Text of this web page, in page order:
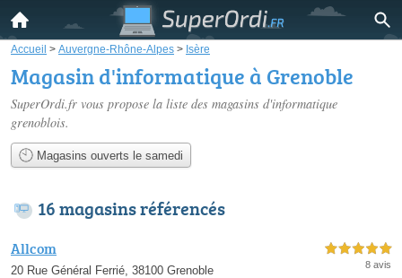
Accueil > Auvergne-Rhône-Alpes > Isère
Magasin d'informatique à Grenoble
SuperOrdi.fr vous propose la liste des magasins d'informatique
grenoblois.
Magasins ouverts le samedi
16 magasins référencés
Allcom
20 Rue Général Ferrié, 38100 Grenoble
5,0 étoiles sur 5
8 avis